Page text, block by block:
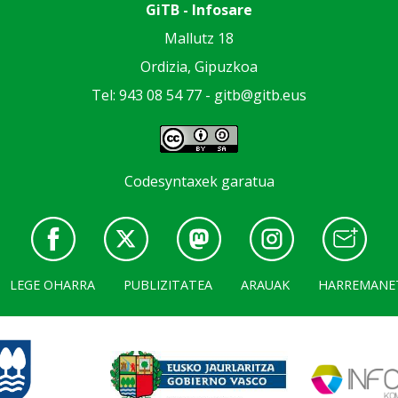
GiTB - Infosare
Mallutz 18
Ordizia, Gipuzkoa
Tel: 943 08 54 77 - gitb@gitb.eus
Codesyntaxek garatua
LEGE OHARRA PUBLIZITATEA ARAUAK